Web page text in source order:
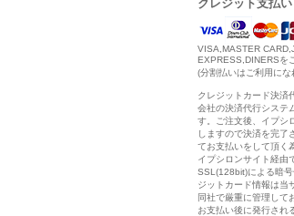
クレジット支払い
VISA,MASTER
EXPRESS,DINERSを
(分割払いはご利用にな
クレジットカード決済
会社の決済代行システ
す。ご注文後、イプシ
しますので決済を完了
てお支払いをして頂く
イプシロンサイト経由
SSL(128bit)による暗
ジットカード情報は当
同社で厳重に管理して
お支払い後に発行され